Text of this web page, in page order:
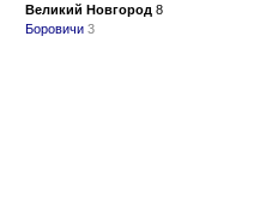
Великий Новгород 8
Боровичи 3